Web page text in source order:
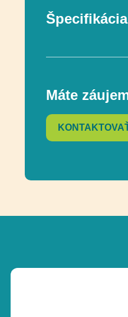
Špecifikácia
Funkčnosť
Máte